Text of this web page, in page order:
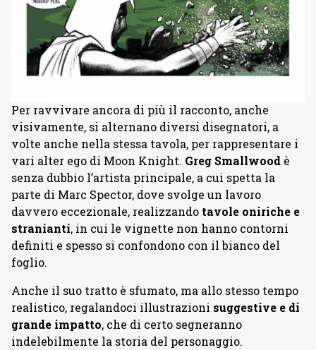
Per ravvivare ancora di più il racconto, anche
visivamente, si alternano diversi disegnatori, a
volte anche nella stessa tavola, per rappresentare i
vari alter ego di Moon Knight. Greg Smallwood è
senza dubbio l’artista principale, a cui spetta la
parte di Marc Spector, dove svolge un lavoro
davvero eccezionale, realizzando tavole oniriche e
stranianti, in cui le vignette non hanno contorni
definiti e spesso si confondono con il bianco del
foglio.
Anche il suo tratto è sfumato, ma allo stesso tempo
realistico, regalandoci illustrazioni suggestive e di
grande impatto, che di certo segneranno
indelebilmente la storia del personaggio.